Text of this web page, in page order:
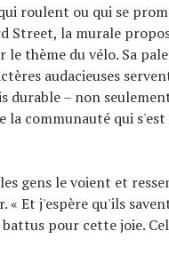
roulent ou qui se
Street, la murale
le thème du vélo. Sa
audacieuses
durable – non
la communauté qui
gens le voient et
« Et j'espère qu'ils
battus pour cette joie.